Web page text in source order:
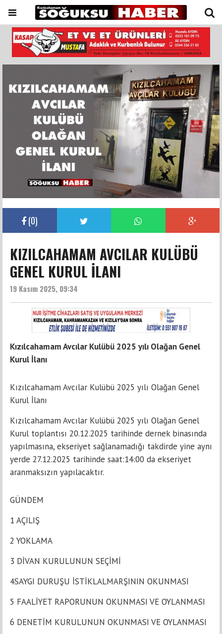
(0)
KIZILCAHAMAM AVCILAR KULÜBÜ
GENEL KURUL İLANI
19 Kasım 2025, 09:34
Kızılcahamam Avcılar Kulübü 2025 yılı Olağan Genel
Kurul İlanı
Kızılcahamam Avcılar Kulübü 2025 yılı Olağan Genel
Kurul İlanı
Kızılcahamam Avcılar Kulübü 2025 yılı Olağan Genel
Kurul toplantısı 20.12.2025 tarihinde dernek binasında
yapılmasına, ekseriyet sağlanamadığı takdirde yine aynı
yerde 27.12.2025 tarihinde saat:14:00 da ekseriyet
aranmaksızın yapılacaktır.
GÜNDEM
1 AÇILIŞ
2 YOKLAMA
3 DİVAN KURULUNUN SEÇİMİ
4SAYGI DURUŞU İSTİKLALMARŞININ OKUNMASI
5 FAALİYET RAPORUNUN OKUNMASI VE OYLANMASI
6 DENETİM KURULUNUN OKUNMASI VE OYLANMASI